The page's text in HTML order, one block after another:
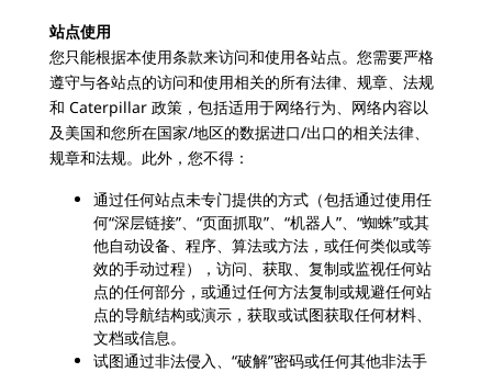
站点使用
您只能根据本使用条款来访问和使用各站点。您需要严格
遵守与各站点的访问和使用相关的所有法律、规章、法规
和 Caterpillar 政策，包括适用于网络行为、网络内容以
及美国和您所在国家/地区的数据进口/出口的相关法律、
规章和法规。此外，您不得：
通过任何站点未专门提供的方式（包括通过使用任
何“深层链接”、“页面抓取”、“机器人”、“蜘蛛”或其
他自动设备、程序、算法或方法，或任何类似或等
效的手动过程），访问、获取、复制或监视任何站
点的任何部分，或通过任何方法复制或规避任何站
点的导航结构或演示，获取或试图获取任何材料、
文档或信息。
试图通过非法侵入、“破解”密码或任何其他非法手